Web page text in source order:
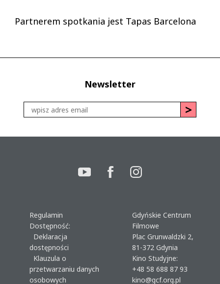
Partnerem spotkania jest Tapas Barcelona
Newsletter
Regulamin
Dostępność:
Deklaracja
dostępności
Klauzula o
przetwarzaniu danych
osobowych
Gdyńskie Centrum
Filmowe
Plac Grunwaldzki 2,
81-372 Gdynia
Kino Studyjne:
+48 58 688 87 93
kino@gcf.org.pl